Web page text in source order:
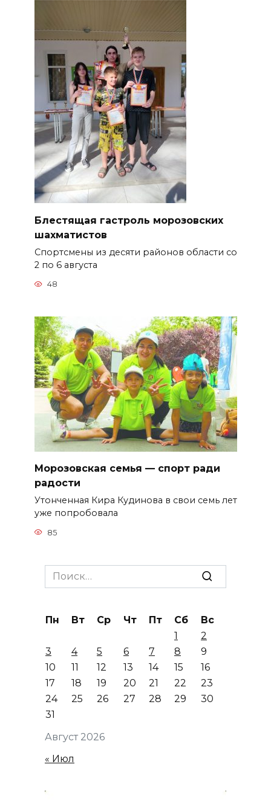
Блестящая гастроль морозовских
шахматистов
Спортсмены из десяти районов области со
2 по 6 августа
48
Морозовская семья — спорт ради
радости
Утонченная Кира Кудинова в свои семь лет
уже попробовала
85
Search
for:
Август 2026
Пн Вт Ср Чт Пт Сб
Вс
1
2
3
4 5 6 7 8
9
10
11 12 13 14 15
16
17
18 19 20 21 22
23
24
25 26 27 28 29
30
31
« Июл